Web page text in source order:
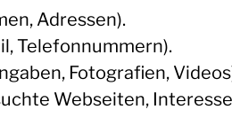
Adressen).
Telefonnummern).
Fotografien,
Webseiten,